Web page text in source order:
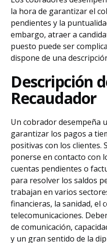
la hora de garantizar el
pendientes y la
embargo, atraer a
puesto puede ser
dispone de una
Descripción
Recaudador
Un cobrador desempeña
garantizar los pagos a
positivas con los clientes.
ponerse en contacto con
cuentas pendientes o
para resolver los saldos
trabajan en varios
financieras, la sanidad, el
telecomunicaciones.
de comunicación,
y un gran sentido de la